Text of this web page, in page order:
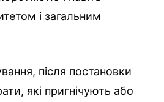
і загальним
після постановки
які пригнічують або